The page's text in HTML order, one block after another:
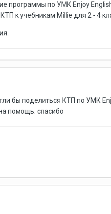
программы по УМК Enjoy
к учебникам Millie для 2 - 4
бы поделиться КТП по УМК
помощь. спасибо